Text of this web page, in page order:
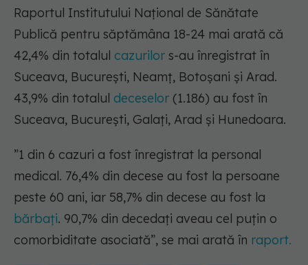
Raportul Institutului Național de Sănătate
Publică pentru săptămâna 18-24 mai arată că
42,4% din totalul cazurilor s-au înregistrat în
Suceava, București, Neamț, Botoșani și Arad.
43,9% din totalul deceselor (1.186) au fost în
Suceava, București, Galați, Arad și Hunedoara.
”1 din 6 cazuri a fost înregistrat la personal
medical. 76,4% din decese au fost la persoane
peste 60 ani, iar 58,7% din decese au fost la
bărbați. 90,7% din decedați aveau cel puțin o
comorbiditate asociată”, se mai arată în raport.